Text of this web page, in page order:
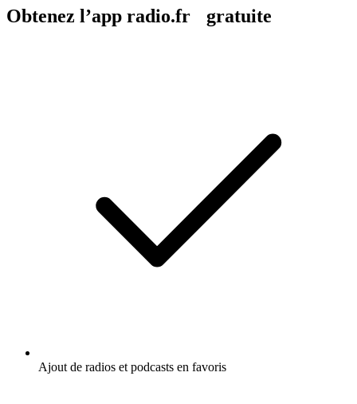
Obtenez l’app radio.fr gratuite
Ajout de radios et podcasts en favoris